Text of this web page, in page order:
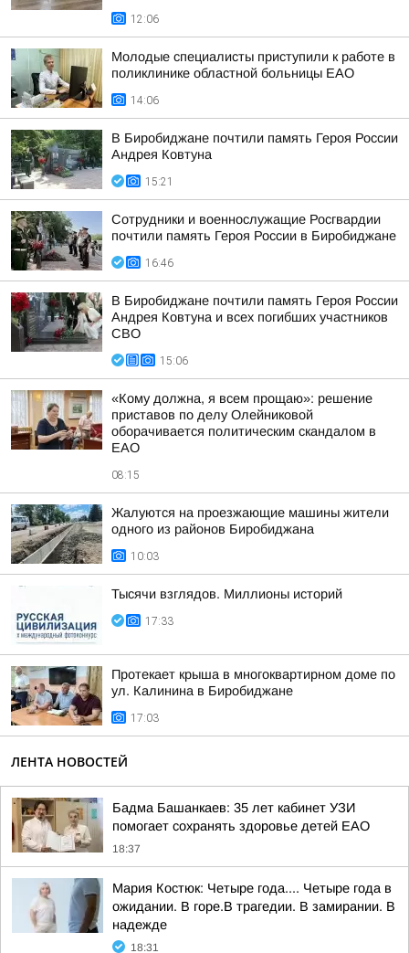
12:06
Молодые специалисты приступили к работе в
поликлинике областной больницы ЕАО
14:06
В Биробиджане почтили память Героя России
Андрея Ковтуна
15:21
Сотрудники и военнослужащие Росгвардии
почтили память Героя России в Биробиджане
16:46
В Биробиджане почтили память Героя России
Андрея Ковтуна и всех погибших участников
СВО
15:06
«Кому должна, я всем прощаю»: решение
приставов по делу Олейниковой
оборачивается политическим скандалом в
ЕАО
08:15
Жалуются на проезжающие машины жители
одного из районов Биробиджана
10:03
Тысячи взглядов. Миллионы историй
17:33
Протекает крыша в многоквартирном доме по
ул. Калинина в Биробиджане
17:03
ЛЕНТА НОВОСТЕЙ
Бадма Башанкаев: 35 лет кабинет УЗИ
помогает сохранять здоровье детей ЕАО
18:37
Мария Костюк: Четыре года.... Четыре года в
ожидании. В горе.В трагедии. В замирании. В
надежде
18:31